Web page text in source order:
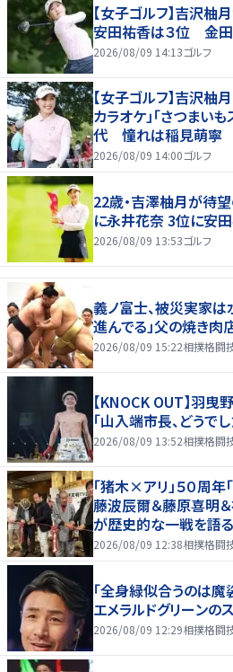
【女子ゴルフ】吉沢
安田祐香は３位 金田
2026/08/09 14:13ゴルフ
【女子ゴルフ】吉沢柚
カラオケ」「さつまい
代 憧れは稲見萌寧
2026/08/09 14:00ゴルフ
22歳・吉澤柚月が待
に永井花奈 3位に安
2026/08/09 13:53ゴルフ
義ノ富士、被災実家
進んでる」父の焼き
2026/08/09 15:22相撲格闘
【KNOCK OUT】羽曳
「山入端市長、どうで
2026/08/09 13:52相撲格闘
「猪木×アリ」５０周
藤波辰爾＆藤原喜明
が歴史的な一戦を語
ラザホテルで３１日ま
2026/08/09 12:38相撲格闘
「全身緑似合うのは魔
エメラルドグリーン
2026/08/09 12:29相撲格闘